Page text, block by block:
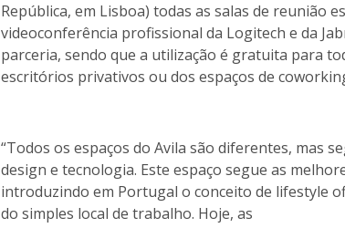
República, em Lisboa) todas as salas de reunião
videoconferência profissional da Logitech e da
parceria, sendo que a utilização é gratuita para
escritórios privativos ou dos espaços de
“Todos os espaços do Avila são diferentes, mas
design e tecnologia. Este espaço segue as
introduzindo em Portugal o conceito de lifestyle
do simples local de trabalho. Hoje, as